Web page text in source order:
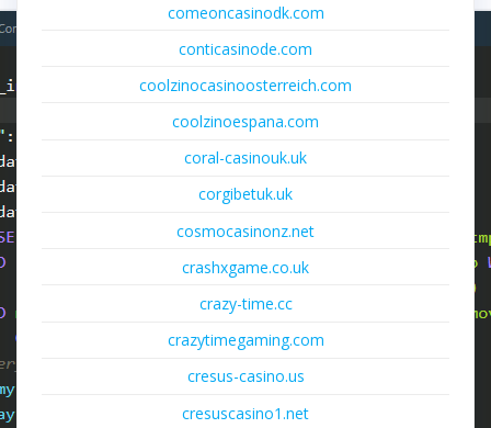
comeoncasinodk.com
conticasinode.com
coolzinocasinoosterreich.com
coolzinoespana.com
coral-casinouk.uk
corgibetuk.uk
cosmocasinonz.net
crashxgame.co.uk
crazy-time.cc
crazytimegaming.com
cresus-casino.us
cresuscasino1.net